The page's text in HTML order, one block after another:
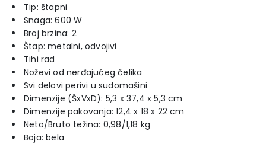
Tip: štapni
Snaga: 600 W
Broj brzina: 2
Štap: metalni, odvojivi
Tihi rad
Noževi od nerđajućeg čelika
Svi delovi perivi u sudomašini
Dimenzije (ŠxVxD): 5,3 x 37,4 x 5,3 cm
Dimenzije pakovanja: 12,4 x 18 x 22 cm
Neto/Bruto težina: 0,98/1,18 kg
Boja: bela